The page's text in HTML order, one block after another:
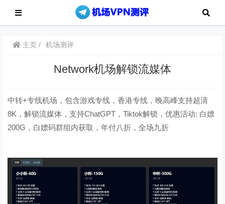
主页 机场测评
Network机场解锁流媒体
中转+专线机场，包含游戏专线，香港专线，晚高峰支持超清
8K，解锁流媒体，支持ChatGPT，Tiktok解锁，优惠活动: 白嫖
200G，白嫖码群组内获取，年付八折，全场九折